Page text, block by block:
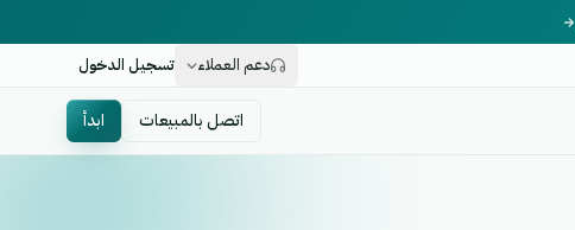
دعم العملاء تسجيل الدخول
اتصل بالمبيعات ابدأ